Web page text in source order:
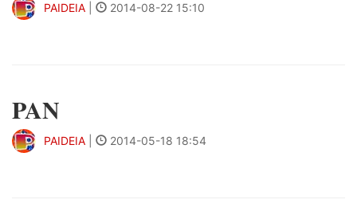
PAIDEIA 2014-08-22 15:10
PAN
PAIDEIA 2014-05-18 18:54